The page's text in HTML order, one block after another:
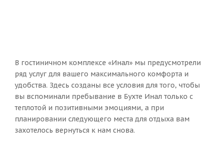
В гостиничном комплексе «Инал» мы предусмотрели
ряд услуг для вашего максимального комфорта и
удобства. Здесь созданы все условия для того, чтобы
вы вспоминали пребывание в Бухте Инал только с
теплотой и позитивными эмоциями, а при
планировании следующего места для отдыха вам
захотелось вернуться к нам снова.